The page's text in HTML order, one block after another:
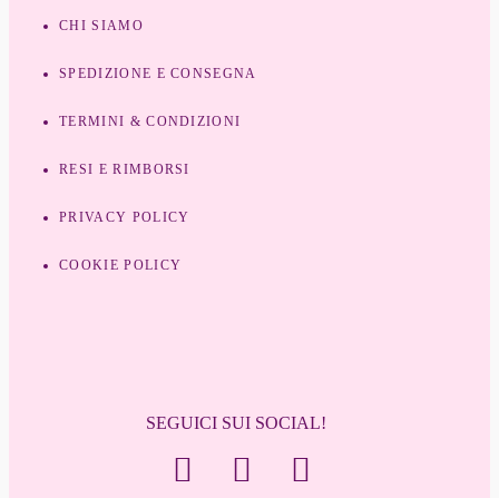
CHI SIAMO
SPEDIZIONE E CONSEGNA
TERMINI & CONDIZIONI
RESI E RIMBORSI
PRIVACY POLICY
COOKIE POLICY
SEGUICI SUI SOCIAL!